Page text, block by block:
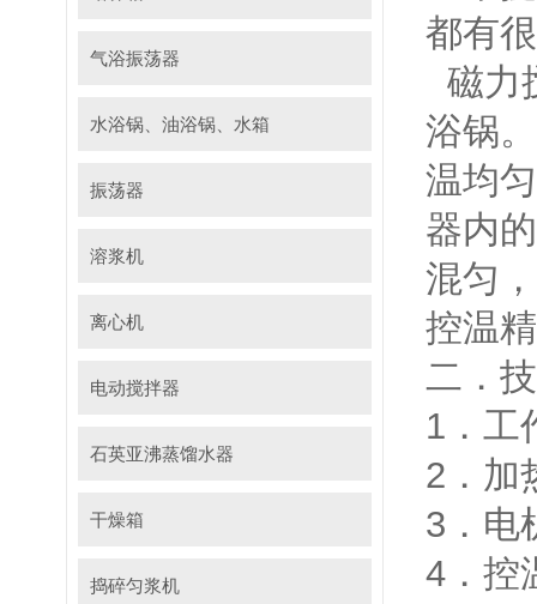
气浴振荡器
水浴锅、油浴锅、水箱
振荡器
溶浆机
离心机
电动搅拌器
石英亚沸蒸馏水器
干燥箱
捣碎匀浆机
都有
磁力
浴锅
温均
器内
混匀
控温
二．
1．工
2．加
3．电
4．控